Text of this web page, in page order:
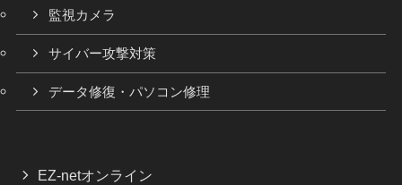
監視カメラ
サイバー攻撃対策
データ修復・パソコン修理
EZ-netオンライン